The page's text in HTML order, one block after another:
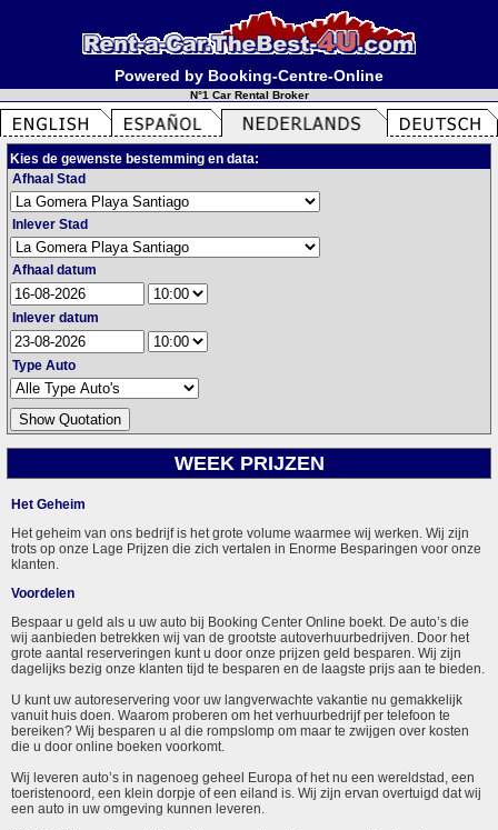
Powered by Booking-Centre-Online
N°1 Car Rental Broker
Kies de gewenste bestemming en data:
Afhaal Stad
Inlever Stad
Afhaal datum
Inlever datum
Type Auto
WEEK PRIJZEN
Het Geheim
Het geheim van ons bedrijf is het grote volume waarmee wij werken. Wij zijn
trots op onze Lage Prijzen die zich vertalen in Enorme Besparingen voor onze
klanten.
Voordelen
Bespaar u geld als u uw auto bij Booking Center Online boekt. De auto’s die
wij aanbieden betrekken wij van de grootste autoverhuurbedrijven. Door het
grote aantal reserveringen kunt u door onze prijzen geld besparen. Wij zijn
dagelijks bezig onze klanten tijd te besparen en de laagste prijs aan te bieden.
U kunt uw autoreservering voor uw langverwachte vakantie nu gemakkelijk
vanuit huis doen. Waarom proberen om het verhuurbedrijf per telefoon te
bereiken? Wij besparen u al die rompslomp om maar te zwijgen over kosten
die u door online boeken voorkomt.
Wij leveren auto’s in nagenoeg geheel Europa of het nu een wereldstad, een
toeristenoord, een klein dorpje of een eiland is. Wij zijn ervan overtuigd dat wij
een auto in uw omgeving kunnen leveren.